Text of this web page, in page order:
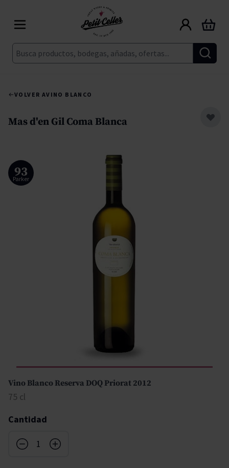
Buscar
Carrito
VOLVER AVINO BLANCO
Mas d'en Gil Coma Blanca
Parker
93
Vino Blanco Reserva DOQ Priorat 2012
75 cl
Cantidad